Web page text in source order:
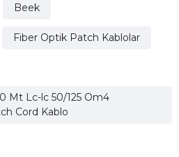
Beek
Fiber Optik Patch Kablolar
Mt Lc-lc 50/125 Om4
Cord Kablo